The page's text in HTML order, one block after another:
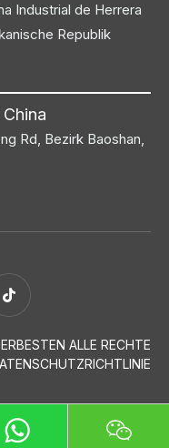
Industrial de Herrera
Republik
Rd, Bezirk Baoshan,
ALLE RECHTE